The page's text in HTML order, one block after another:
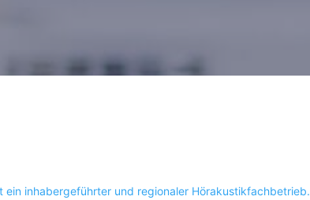
ein inhabergeführter und regionaler Hörakustikfachbetrieb.